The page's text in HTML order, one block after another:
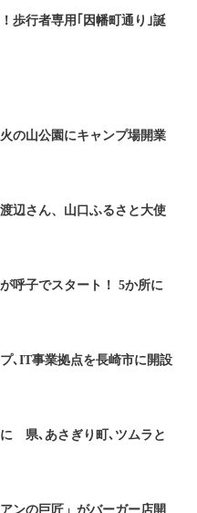
歩行者専用｢因幡町通り｣誕
の山公園にキャンプ場開業
辺さん、山口ふるさと大使
呼子でスタート！ 5か所に
､IT事業拠点を長崎市に開設
に 県､あさぎり町､ツムラと
ンの巨匠」がバーガー店開